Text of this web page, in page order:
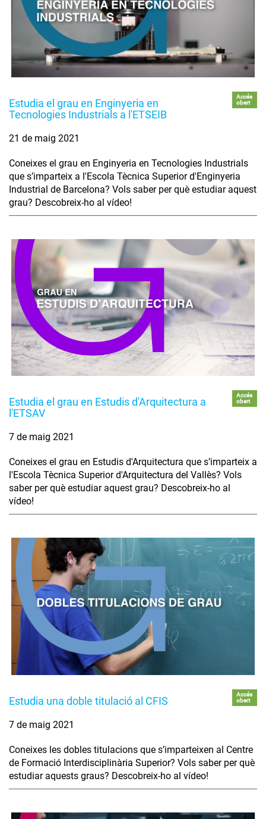
Estudia el grau en Enginyeria en
Tecnologies Industrials a l'ETSEIB
Accés
obert
21 de maig 2021
Coneixes el grau en Enginyeria en Tecnologies Industrials
que s’imparteix a l'Escola Tècnica Superior d'Enginyeria
Industrial de Barcelona? Vols saber per què estudiar aquest
grau? Descobreix-ho al vídeo!
Estudia el grau en Estudis d'Arquitectura a
l'ETSAV
Accés
obert
7 de maig 2021
Coneixes el grau en Estudis d'Arquitectura que s’imparteix a
l'Escola Tècnica Superior d'Arquitectura del Vallès? Vols
saber per què estudiar aquest grau? Descobreix-ho al
vídeo!
Estudia una doble titulació al CFIS
Accés
obert
7 de maig 2021
Coneixes les dobles titulacions que s’imparteixen al Centre
de Formació Interdisciplinària Superior? Vols saber per què
estudiar aquests graus? Descobreix-ho al vídeo!